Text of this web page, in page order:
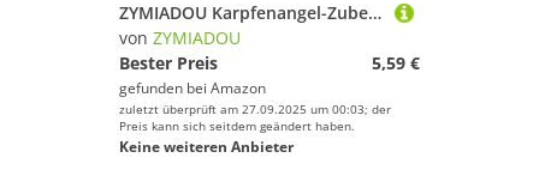
ZYMIADOU Karpfenangel-Zubehör, Karpfen-Ausrüstung, Boilie-Köder, Bohrstopfen für See und Fluss, Haar-Rig-Zubehör
von ZYMIADOU
Bester Preis
5,59 €
gefunden bei Amazon
zuletzt überprüft am 27.09.2025 um 00:03; der
Preis kann sich seitdem geändert haben.
Keine weiteren Anbieter